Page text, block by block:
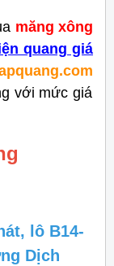
măng xông
quang giá
với mức giá
lô B14-
Dịch